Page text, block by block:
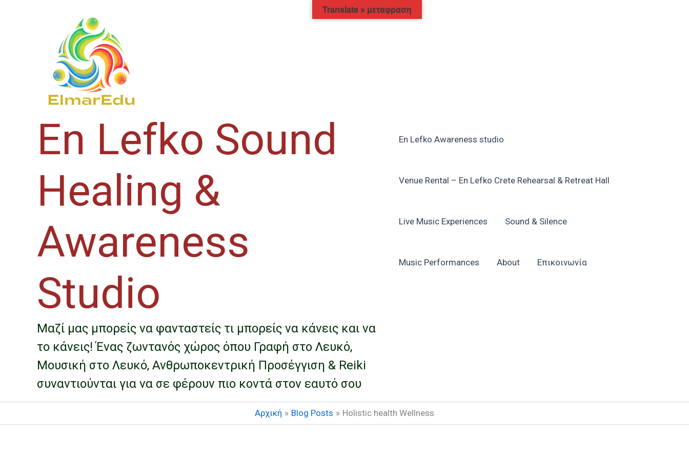
En Lefko Sound
Healing &
Awareness
Studio
Μαζί μας μπορείς να φανταστείς τι μπορείς να κάνεις και να
το κάνεις! Ένας ζωντανός χώρος όπου Γραφή στο Λευκό,
Μουσική στο Λευκό, Ανθρωποκεντρική Προσέγγιση & Reiki
συναντιούνται για να σε φέρουν πιο κοντά στον εαυτό σου
En Lefko Awareness studio
Venue Rental – En Lefko Crete Rehearsal & Retreat Hall
Live Music Experiences Sound & Silence
Music Performances About Επικοινωνία
Αρχική Blog Posts Holistic health Wellness
Translate » μεταφραση